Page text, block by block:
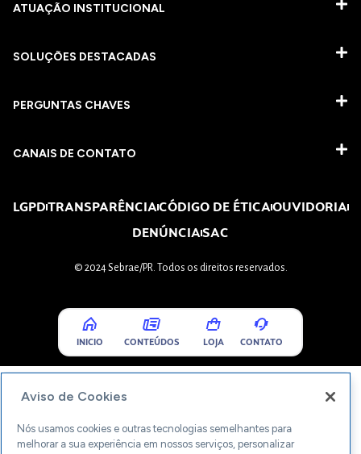
ATUAÇÃO INSTITUCIONAL
SOLUÇÕES DESTACADAS
PERGUNTAS CHAVES​
CANAIS DE CONTATO
LGPDTRANSPARÊNCIACÓDIGO DE ÉTICAOUVIDORIA
DENÚNCIASAC
© 2024 Sebrae/PR. Todos os direitos reservados.
INICIO CONTEÚDOS LOJA CONTATO
Aviso de Cookies
Nós usamos cookies e outras tecnologias semelhantes para
melhorar a sua experiência em nossos serviços, personalizar